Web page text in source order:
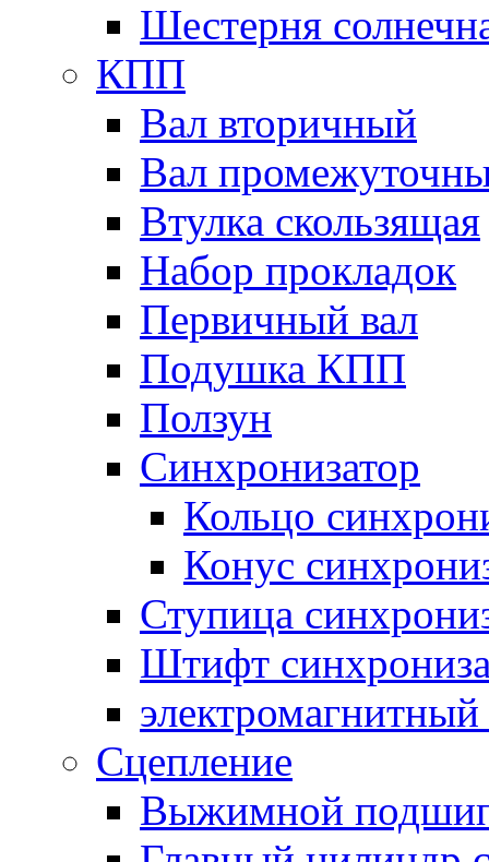
Шестерня
КПП
Вал вторичный
Вал
Втулка скользящая
Набор прокладок
Первичный вал
Подушка КПП
Ползун
Синхронизатор
Кольцо
Конус
Ступица
Штифт
электромагнитный
Сцепление
Выжимной